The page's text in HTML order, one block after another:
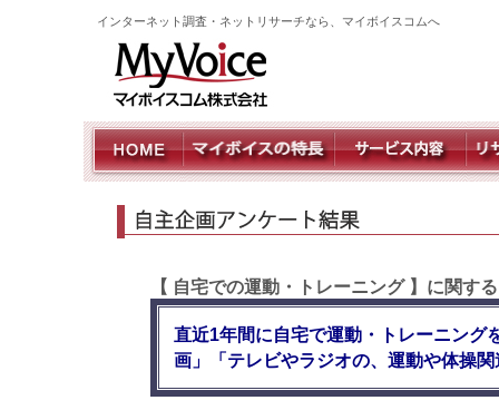
インターネット調査・ネットリサーチなら、マイボイスコムへ
【 自宅での運動・トレーニング 】に関す
直近1年間に自宅で運動・トレーニング
画」「テレビやラジオの、運動や体操